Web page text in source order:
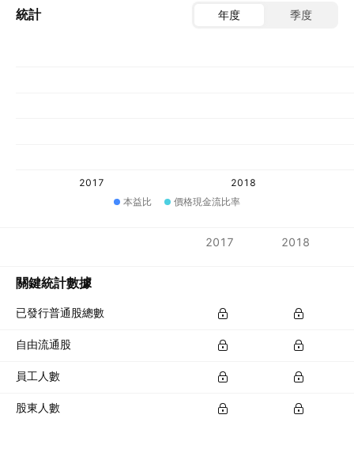
統計 年度 季度
2017
2018
本益比
價格現金流比率
2017 2018
關鍵統計數據
已發行普通股總數
自由流通股
員工人數
股東人數